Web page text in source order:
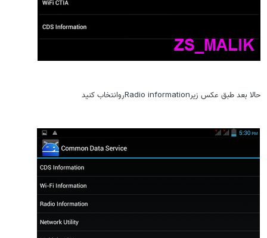
حالا بعد طبق عکس زیرRadio informationروانتخاب کنید